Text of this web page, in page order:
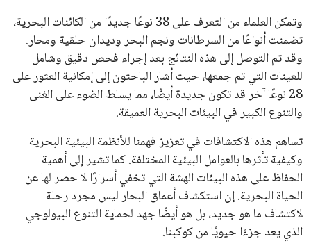
عن رفع عدد الفرق المشاركة في كأس العالم، وإطلاق بطولات دولية
جديدة تحت مظلة “فيفا”.
على الجانب الآخر، تتركز المعارضة بشكل ملحوظ داخل القارة
الأوروبية، حيث ارتفعت حدة الانتقادات الموجهة إلى إنفانتينو
بسبب التوسع المستمر في البطولات الدولية وأثر ذلك على الجدول
الزمني للمسابقات المحلية. وقد دعا رئيس رابطة الدوري الإسباني،
خافيير تيباس، إلى تنحّي إنفانتينو، معتبراً أن سياساته تضر بصناعة
كرة القدم وتزيد من ضغوط المباريات.
على الرغم من هذه الانتقادات، تشير التوقعات إلى أن إنفانتينو
يمتلك فرصًا كبيرة للفوز بولاية جديدة، خصوصًا في ظل غياب
منافس قوي يتمتع بإجماع داخل الأسرة الكروية الدولية. هذا يعزز
من فرص استمراره في قيادة “فيفا” حتى عام 2031.